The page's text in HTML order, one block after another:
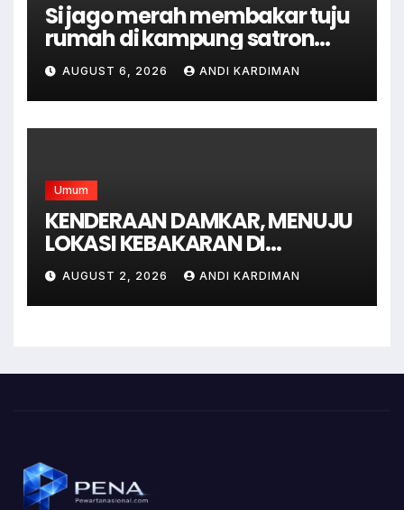
Si jago merah membakar tuju
rumah di kampung satron
sodonghilir .
AUGUST 6, 2026 ANDI KARDIMAN
Umum
KENDERAAN DAMKAR, MENUJU
LOKASI KEBAKARAN DI
JAGAKARSA JAKARTA
SELATAN
AUGUST 2, 2026 ANDI KARDIMAN